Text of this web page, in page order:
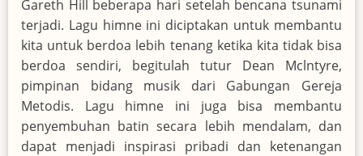
Gareth Hill beberapa hari setelah bencana tsunami
terjadi. Lagu himne ini diciptakan untuk membantu
kita untuk berdoa lebih tenang ketika kita tidak bisa
berdoa sendiri, begitulah tutur Dean Mclntyre,
pimpinan bidang musik dari Gabungan Gereja
Metodis. Lagu himne ini juga bisa membantu
penyembuhan batin secara lebih mendalam, dan
dapat menjadi inspirasi pribadi dan ketenangan